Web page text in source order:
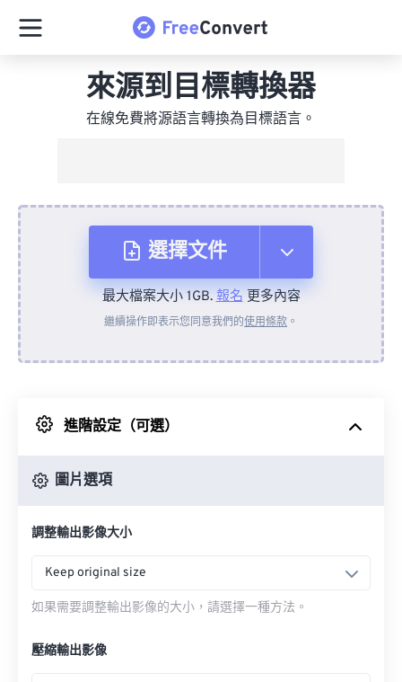
來源到目標轉換器
在線免費將源語言轉換為目標語言。
選擇文件
來自裝置
來自 Google 雲端硬碟
最大檔案大小 1GB.報名更多內容
繼續操作即表示您同意我們的使用條款 。
進階設定（可選）
圖片選項
調整輸出影像大小
Keep original size
如果需要調整輸出影像的大小，請選擇一種方法。
壓縮輸出影像